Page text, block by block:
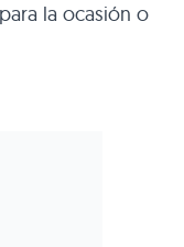
la ocasión o